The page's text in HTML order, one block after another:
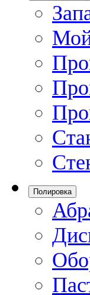
Полировка